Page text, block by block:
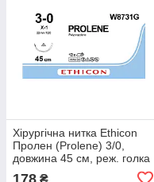
Хірургічна нитка Ethicon
Пролен (Prolene) 3/0,
довжина 45 см, реж. голка
178 ₴